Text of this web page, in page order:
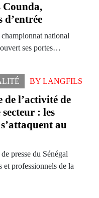
Counda,
national
ses portes…
BY LANGFILS
l’activité de
: les
au
presse du Sénégal
et professionnels de la